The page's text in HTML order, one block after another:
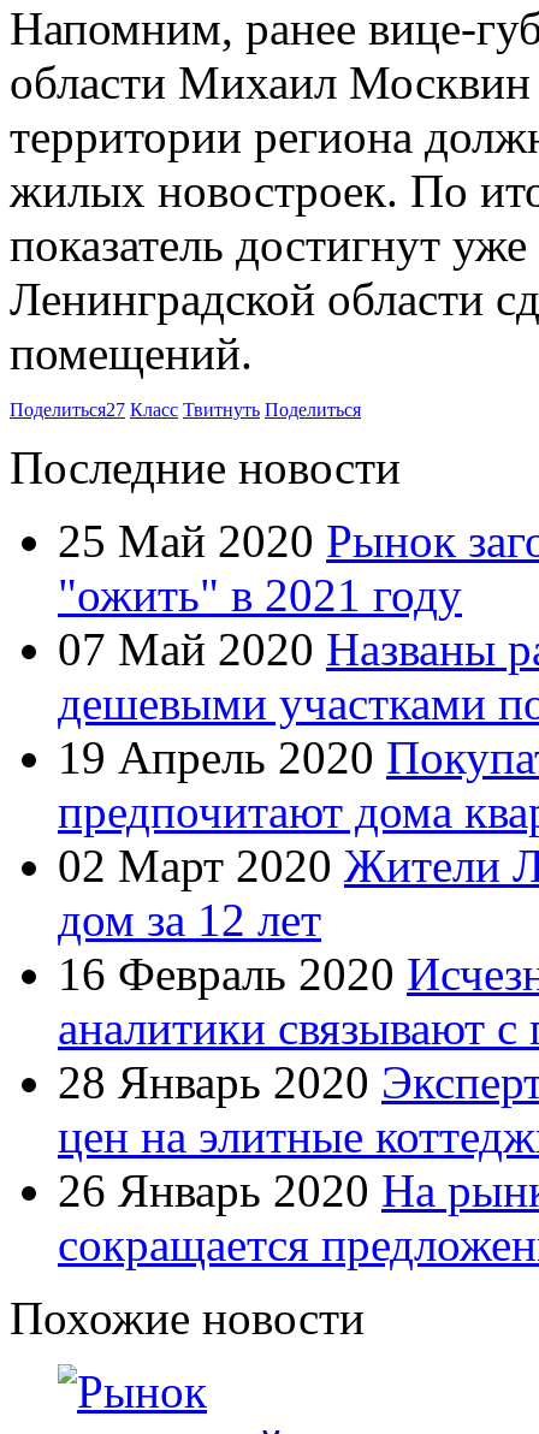
Напомним, ранее вице-
области Михаил Москвин
территории региона
жилых новостроек. По
показатель достигнут
Ленинградской области
помещений.
Поделиться27 Класс Твитнуть Поделиться
Последние новости
25 Май 2020 Рынок
"ожить" в 2021 году
07 Май 2020 Названы
дешевыми участками
19 Апрель 2020
предпочитают дома
02 Март 2020 Жители
дом за 12 лет
16 Февраль 2020
аналитики связывают с
28 Январь 2020
цен на элитные
26 Январь 2020 На
сокращается
Похожие новости